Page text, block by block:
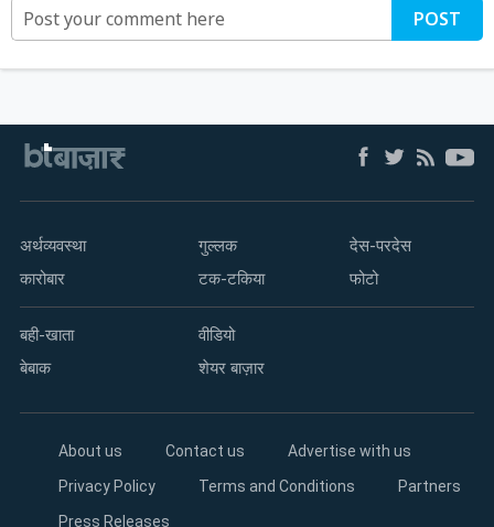
POST
अर्थव्यवस्था
कारोबार
गुल्लक
टक-टकिया
देस-परदेस
फोटो
बही-खाता
बेबाक
वीडियो
शेयर बाज़ार
About us Contact us
Advertise with us
Privacy Policy
Terms and Conditions
Partners
Press Releases